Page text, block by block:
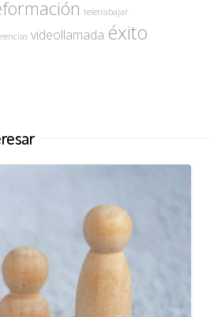
teletrabajar
videollamada éxito